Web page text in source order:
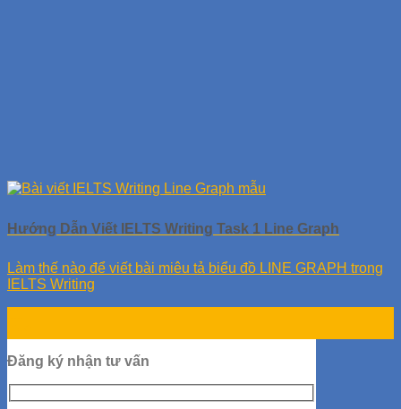
Hướng Dẫn Viết IELTS Writing Task 1 Line Graph
Làm thế nào để viết bài miêu tả biểu đồ LINE GRAPH trong
IELTS Writing
Đăng ký nhận tư vấn